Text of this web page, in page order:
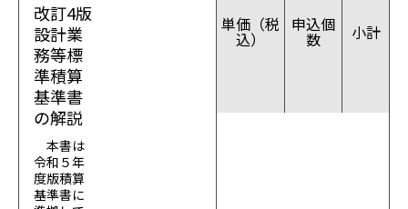
改訂4版
設計業
務等標
準積算
基準書
の解説
本書は
令和５年
度版積算
基準書に
単価（税
込）
申込個
数 小計